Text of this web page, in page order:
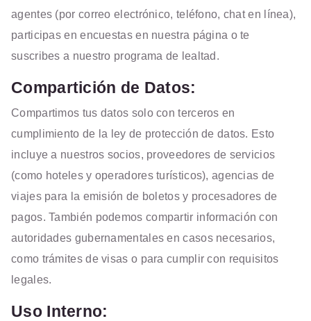
agentes (por correo electrónico, teléfono, chat en línea),
participas en encuestas en nuestra página o te
suscribes a nuestro programa de lealtad.
Compartición de Datos:
Compartimos tus datos solo con terceros en
cumplimiento de la ley de protección de datos. Esto
incluye a nuestros socios, proveedores de servicios
(como hoteles y operadores turísticos), agencias de
viajes para la emisión de boletos y procesadores de
pagos. También podemos compartir información con
autoridades gubernamentales en casos necesarios,
como trámites de visas o para cumplir con requisitos
legales.
Uso Interno: